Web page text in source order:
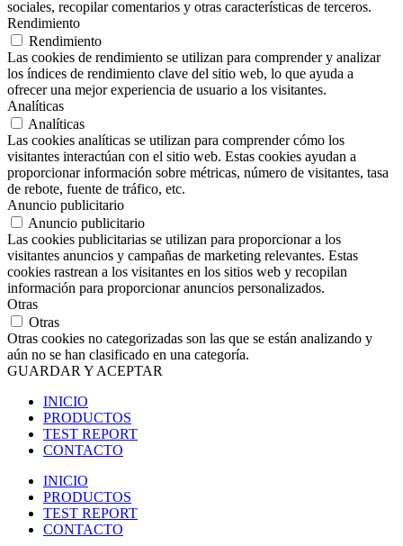
sociales, recopilar comentarios y otras características de terceros.
Rendimiento
Rendimiento
Las cookies de rendimiento se utilizan para comprender y analizar
los índices de rendimiento clave del sitio web, lo que ayuda a
ofrecer una mejor experiencia de usuario a los visitantes.
Analíticas
Analíticas
Las cookies analíticas se utilizan para comprender cómo los
visitantes interactúan con el sitio web. Estas cookies ayudan a
proporcionar información sobre métricas, número de visitantes, tasa
de rebote, fuente de tráfico, etc.
Anuncio publicitario
Anuncio publicitario
Las cookies publicitarias se utilizan para proporcionar a los
visitantes anuncios y campañas de marketing relevantes. Estas
cookies rastrean a los visitantes en los sitios web y recopilan
información para proporcionar anuncios personalizados.
Otras
Otras
Otras cookies no categorizadas son las que se están analizando y
aún no se han clasificado en una categoría.
GUARDAR Y ACEPTAR
INICIO
PRODUCTOS
TEST REPORT
CONTACTO
INICIO
PRODUCTOS
TEST REPORT
CONTACTO